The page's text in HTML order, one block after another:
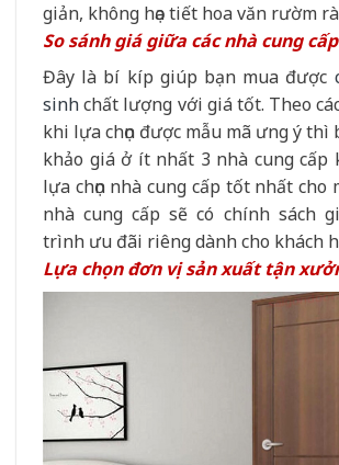
giản, không họa tiết hoa văn rườm
So sánh giá giữa các nhà cung cấp
Đây là bí kíp giúp bạn mua được
sinhchất lượng với giá tốt. Theo
khi lựa chọn được mẫu mã ưng ý thì
khảo giá ở ít nhất 3 nhà cung cấp
lựa chọn nhà cung cấp tốt nhất cho
nhà cung cấp sẽ có chính sách
trình ưu đãi riêng dành cho khách
Lựa chọn đơn vị sản xuất tận